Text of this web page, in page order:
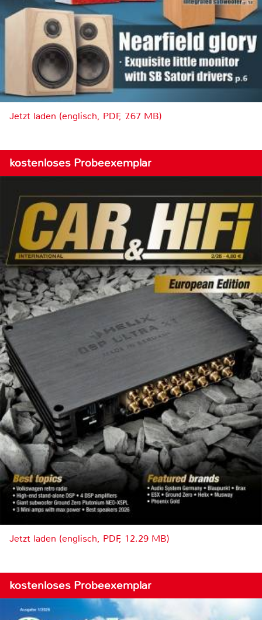
Jetzt laden (englisch, PDF, 7.67 MB)
kostenloses Probeexemplar
Jetzt laden (englisch, PDF, 12.29 MB)
kostenloses Probeexemplar